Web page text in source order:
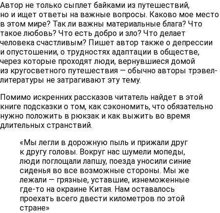
Автор не только сыплет байками из путешествий,
но и ищет ответы на важные вопросы. Каково мое место
в этом мире? Так ли важны материальные блага? Что
такое любовь? Что есть добро и зло? Что делает
человека счастливым? Пишет автор также о депрессии
и опустошении, о трудностях адаптации в обществе,
через которые проходят люди, вернувшиеся домой
из кругосветного путешествия — обычно авторы трэвел-
литературы не затрагивают эту тему.
Помимо искренних рассказов читатель найдет в этой
книге подсказки о том, как сэкономить, что обязательно
нужно положить в рюкзак и как выжить во время
длительных странствий.
«Мы легли в дорожную пыль и прижали друг
к другу головы. Вокруг нас шумели мопеды,
люди поглощали лапшу, поезда уносили синие
сиденья во все возможные стороны. Мы же
лежали — грязные, уставшие, изнеможенные
где-то на окраине Китая. Нам оставалось
проехать всего двести километров по этой
стране»